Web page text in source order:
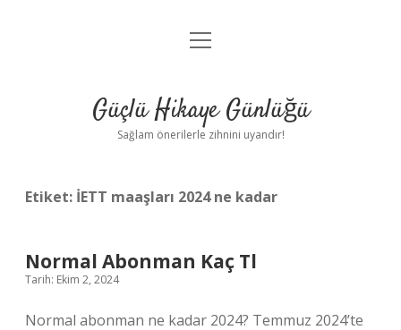
Anasayfa
Yasal Uyarı
menüyü
Güçlü Hikaye Günlüğü
Sağlam önerilerle zihnini uyandır!
Etiket: İETT maaşları 2024 ne kadar
Normal Abonman Kaç Tl
Tarih: Ekim 2, 2024
Normal abonman ne kadar 2024? Temmuz 2024’te